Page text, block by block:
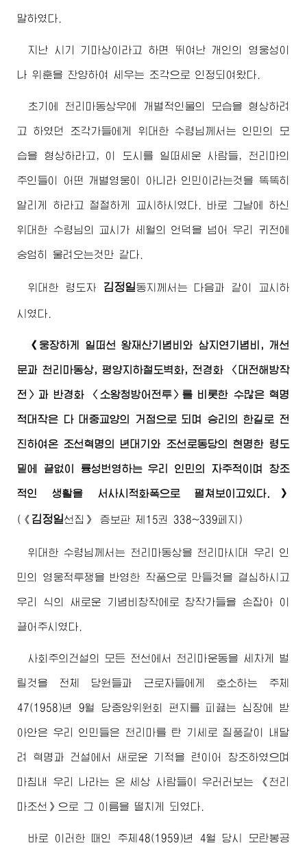
말하였다.
지난 시기 기마상이라고 하면 뛰여난 개인의 영웅성이
나 위훈을 찬양하여 세우는 조각으로 인정되여왔다.
초기에 천리마동상우에 개별적인물의 모습을 형상하려
고 하였던 조각가들에게 위대한 수령님께서는 인민의 모
습을 형상하라고, 이 도시를 일떠세운 사람들, 천리마의
주인들이 어떤 개별영웅이 아니라 인민이라는것을 똑똑히
알리게 하라고 절절하게 교시하시였다. 바로 그날에 하신
위대한 수령님 의 교시가 세월의 언덕을 넘어 우리 귀전에
숭엄히 울려오는것만 같다.
위대한 령도자 김정일동지 께서는 다음과 같이 교시하
시였다.
《웅장하게 일떠선 왕재산기념비와 삼지연기념비, 개선
문과 천리마동상, 평양지하철도벽화, 전경화 〈대전해방작
전〉과 반경화 〈소왕청방어전투〉를 비롯한 수많은 혁명
적대작은 다 대중교양의 거점으로 되며 승리의 한길로 전
진하여온 조선혁명의 년대기와 조선로동당의 현명한 령도
밑에 끝없이 륭성번영하는 우리 인민의 자주적이며 창조
적인 생활을 서사시적화폭으로 펼쳐보이고있다.》
( 《 김정일선집》 증보판 제15권 338~339페지)
위대한 수령님께서는 천리마동상을 천리마시대 우리 인
민의 영웅적투쟁을 반영한 작품으로 만들것을 결심하시고
우리 식의 새로운 기념비창작에로 창작가들을 손잡아 이
끌어주시였다.
사회주의건설의 모든 전선에서 천리마운동을 세차게 벌
릴것을 전체 당원들과 근로자들에게 호소하는 주체
47(1958)년 9월 당중앙위원회 편지를 피끓는 심장에 받
아안은 우리 인민들은 천리마를 탄 기세로 질풍같이 내달
려 혁명과 건설에서 새로운 기적을 련이어 창조하였으며
마침내 우리 나라는 온 세상 사람들이 우러러보는 《천리
마조선》으로 그 이름을 떨치게 되였다.
바로 이러한 때인 주체48(1959)년 4월 당시 모란봉공